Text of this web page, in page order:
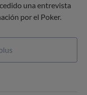
una entrevista
por el Poker.